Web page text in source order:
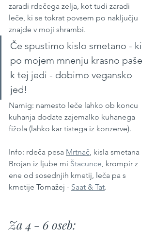
zaradi rdečega zelja, kot tudi zaradi
leče, ki se tokrat povsem po naključju
znajde v moji shrambi.
Če spustimo kislo smetano - ki
po mojem mnenju krasno paše
k tej jedi - dobimo vegansko
jed!
Namig: namesto leče lahko ob koncu
kuhanja dodate zajemalko kuhanega
fižola (lahko kar tistega iz konzerve).
Info: rdeča pesa Mrtnač, kisla smetana
Brojan iz ljube mi Štacunce, krompir z
ene od sosednjih kmetij, leča pa s
kmetije Tomažej - Saat & Tat.
Za 4 - 6 oseb: